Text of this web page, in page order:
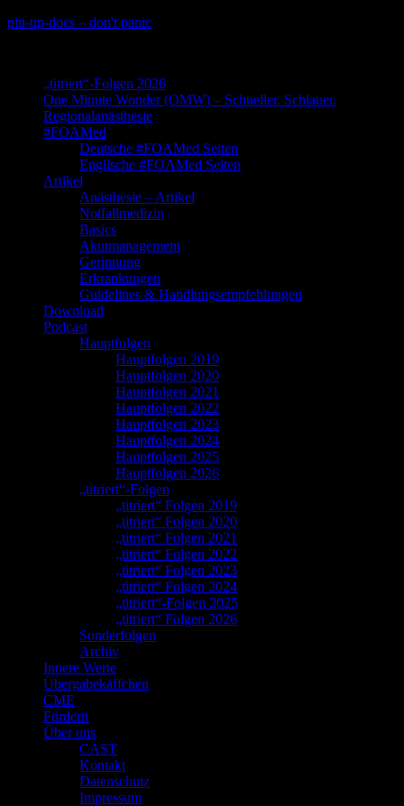
Skip
pin-up-docs – don't panic
„titriert“-Folgen 2026
One Minute Wonder (OMW) – Schneller. Schlauer.
Regionalanästhesie
#FOAMed
Deutsche #FOAMed Seiten
Englische #FOAMed Seiten
Artikel
Anästhesie – Artikel
Notfallmedizin
Basics
Akutmanagement
Gerinnung
Erkrankungen
Guidelines & Handlungsempfehlungen
Download
Podcast
Hauptfolgen
Hauptfolgen 2019
Hauptfolgen 2020
Hauptfolgen 2021
Hauptfolgen 2022
Hauptfolgen 2023
Hauptfolgen 2024
Hauptfolgen 2025
Hauptfolgen 2026
„titriert“-Folgen
„titriert“ Folgen 2019
„titriert“ Folgen 2020
„titriert“ Folgen 2021
„titriert“ Folgen 2022
„titriert“ Folgen 2023
„titriert“ Folgen 2024
„titriert“-Folgen 2025
„titriert“ Folgen 2026
Sonderfolgen
Archiv
Innere Werte
Übergabekäffchen
CME
Fördern
Über uns
CAST
Kontakt
Datenschutz
Impressum